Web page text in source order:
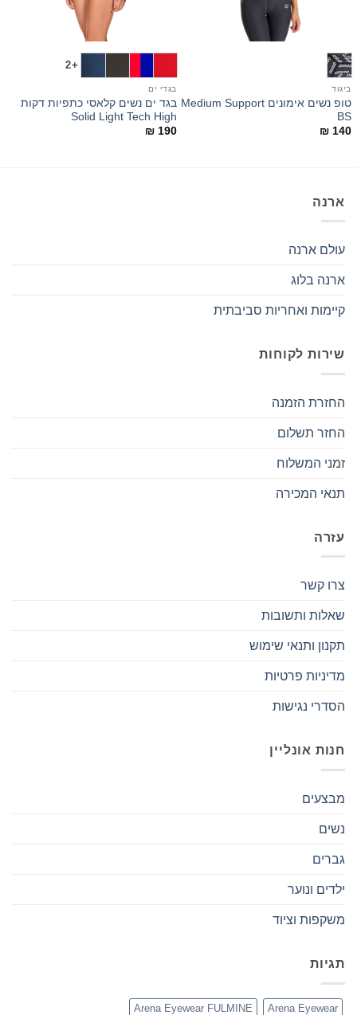
ביגוד
טופ נשים אימונים Medium Support
BS
₪ 140
+2
בגדי ים
בגד ים נשים קלאסי כתפיות דקות
Solid Light Tech High
₪ 190
ארנה
עולם ארנה
ארנה בלוג
קיימות ואחריות סביבתית
שירות לקוחות
החזרת הזמנה
החזר תשלום
זמני המשלוח
תנאי המכירה
עזרה
צרו קשר
שאלות ותשובות
תקנון ותנאי שימוש
מדיניות פרטיות
הסדרי נגישות
חנות אונליין
מבצעים
נשים
גברים
ילדים ונוער
משקפות וציוד
תגיות
Arena Eyewear
Arena Eyewear FULMINE